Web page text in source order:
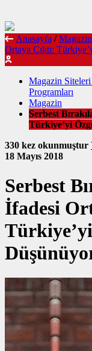
Anasayfa / Magazin
Ortaya Çıktı:
Magazin
Programları
Magazin
Serbest
Türkiye’yi
330 kez okunmuştur
18 Mayıs 2018
Serbest
İfadesi